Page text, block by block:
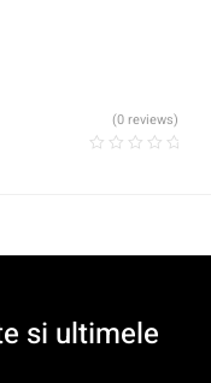
(0 reviews)
si ultimele